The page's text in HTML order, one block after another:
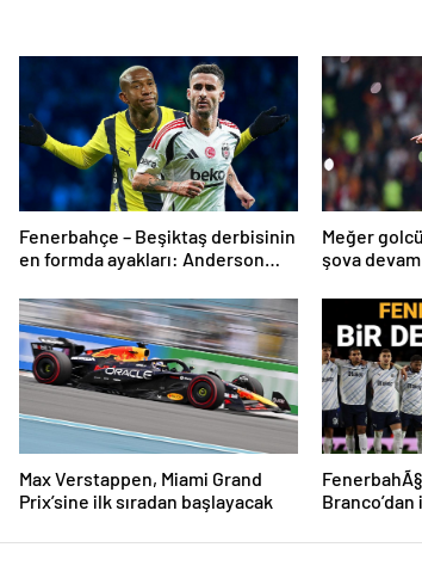
Fenerbahçe – Beşiktaş derbisinin
en formda ayakları: Anderson
Meğer
şova
Max Verstappen, Miami Grand
Prix’sine ilk sıradan başlayacak
yoksunuz”